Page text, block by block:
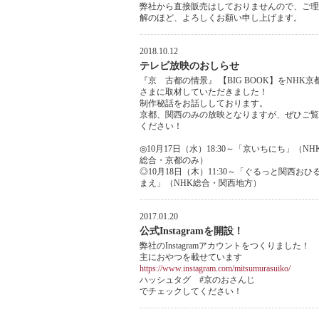
弊社から直接販売はしておりませんので、ご理
解のほど、よろしくお願い申し上げます。
2018.10.12
テレビ放映のおしらせ
『京 古都の情景』 【BIG BOOK】をNHK京
さまに取材していただきました！
制作秘話をお話ししております。
京都、関西のみの放映となりますが、ぜひご覧
ください！
◎10月17日（水）18:30～「京いちにち」（
総合・京都のみ）
◎10月18日（木）11:30～「ぐるっと関西おひ
まえ」（NHK総合・関西地方）
2017.01.20
公式Instagramを開設！
弊社のInstagramアカウントをつくりました！
主におやつを載せています
https://www.instagram.com/mitsumurasuiko/
ハッシュタグ #京のおさんじ
でチェックしてください！